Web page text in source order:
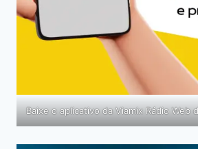
Baixe o aplicativo da Viamix Rádio Web